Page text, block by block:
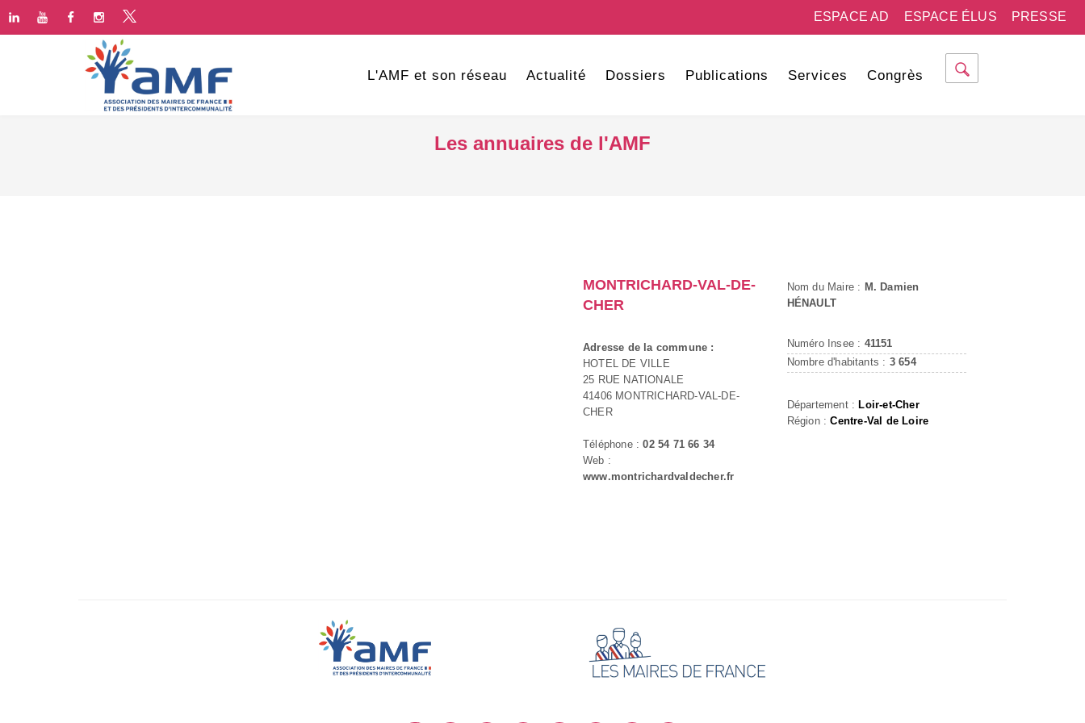
PRESSE
ESPACE ÉLUS
ESPACE AD
L'AMF et son réseau Actualité Dossiers Publications Services Congrès
Les annuaires de l'AMF
MONTRICHARD-VAL-DE-
CHER
Adresse de la commune :
HOTEL DE VILLE
25 RUE NATIONALE
41406 MONTRICHARD-VAL-DE-
CHER
Téléphone :02 54 71 66 34
Web :
www.montrichardvaldecher.fr
Nom du Maire : M. Damien
HÉNAULT
Numéro Insee : 41151
Nombre d'habitants : 3 654
Département :Loir-et-Cher
Région :Centre-Val de Loire